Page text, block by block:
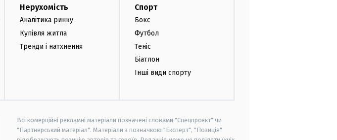
Нерухомість
Аналітика ринку
Купівля житла
Тренди і натхнення
Спорт
Бокс
Футбол
Теніс
Біатлон
Інші види спорту
Всі комерційні рекламні матеріали позначені словами "Спецпроєкт" чи
"Партнерський матеріал". Матеріали з позначкою "Експерт", "Позиція"